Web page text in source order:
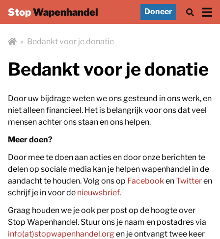
StopWapenhandel Doneer
» Bedankt voor je donatie
Bedankt voor je donatie
Door uw bijdrage weten we ons gesteund in ons werk, en
niet alleen financieel. Het is belangrijk voor ons dat veel
mensen achter ons staan en ons helpen.
Meer doen?
Door mee te doen aan acties en door onze berichten te
delen op sociale media kan je helpen wapenhandel in de
aandacht te houden. Volg ons op FacebookenTwitteren
schrijf je in voor de nieuwsbrief.
Graag houden we je ook per post op de hoogte over
Stop Wapenhandel. Stuur ons je naam en postadres via
info(at)stopwapenhandel.orgen je ontvangt twee keer